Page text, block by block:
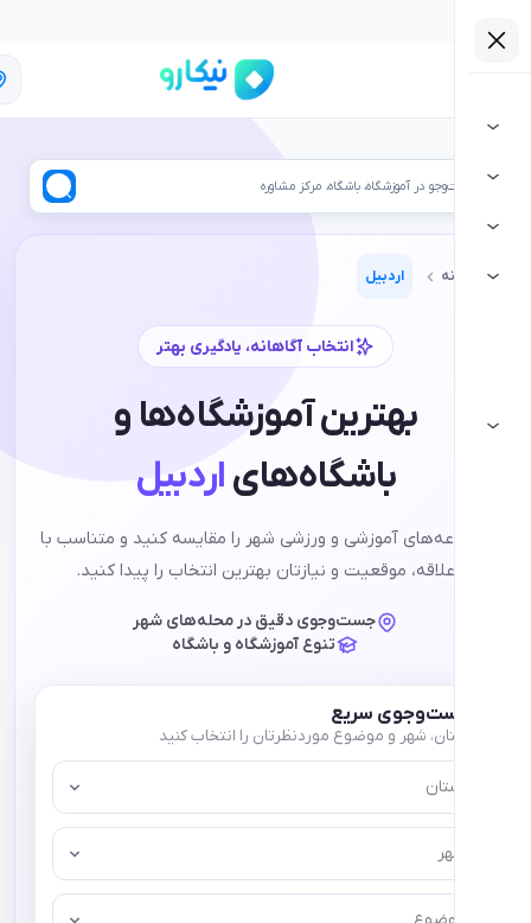
آموزشگاه، باشگاه، مرکز مشاوره
اردبیل
انتخاب آگاهانه، یادگیری بهتر
بهترین آموزشگاه‌ها و
باشگاه‌هایاردبیل
آموزشی و ورزشی شهر را مقایسه کنید و متناسب با
موقعیت و نیازتان بهترین انتخاب را پیدا کنید.
جست‌وجوی دقیق در محله‌های شهر
تنوع آموزشگاه و باشگاه
سریع
شهر و موضوع موردنظرتان را انتخاب کنید